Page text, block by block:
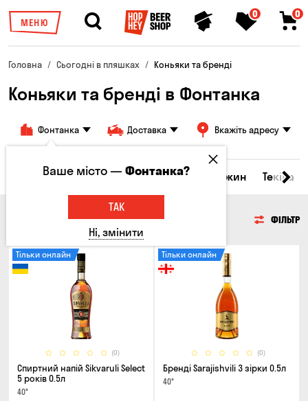
МЕНЮ
0 0
Головна Сьогодні в пляшках Коньяки та бренді
Коньяки та бренді в Фонтанка
Фонтанка Доставка Вкажіть адресу
та настоянки Коньяки та бренді Джин Текіла
КОНЬЯКИ ТА БРЕНДІ ФІЛЬТР
(0)
Тільки онлайн
Спиртний напій Sikvaruli Select
5 років 0.5л
40°
(0)
Тільки онлайн
Бренді Sarajishvili 3 зірки 0.5л
40°
Ваше місто —Фонтанка?
ТАК
Ні, змінити